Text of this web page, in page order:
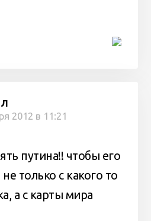
2012 в 11:21
путина!! чтобы его
только с какого то
а с карты мира